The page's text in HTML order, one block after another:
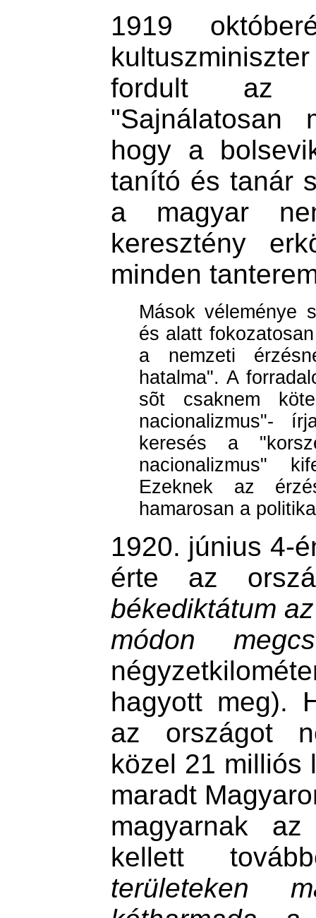
1919
fordult az
"Sajnálatosan
hogy a
tanító és tanár
a magyar
keresztény
minden
Mások véleménye
és alatt
a nemzeti
hatalma". A
sõt csaknem
nacionalizmus"-
keresés a
nacionalizmus"
Ezeknek az
hamarosan a
1920. június 4-
érte az
békediktátum
módon
hagyott meg).
az országot
közel 21 milliós
maradt
magyarnak az
kellett
területeken